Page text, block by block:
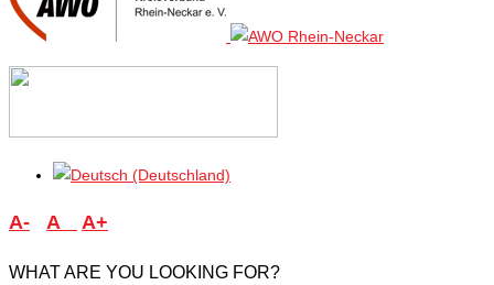
A- A A+
WHAT ARE YOU LOOKING FOR?